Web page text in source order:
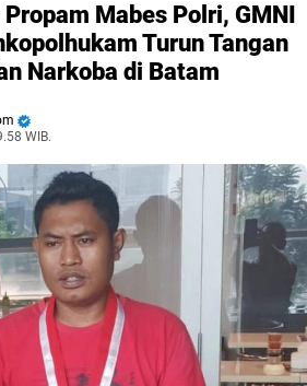
Mabes Polri, GMNI
Turun Tangan
Narkoba di Batam
WIB.